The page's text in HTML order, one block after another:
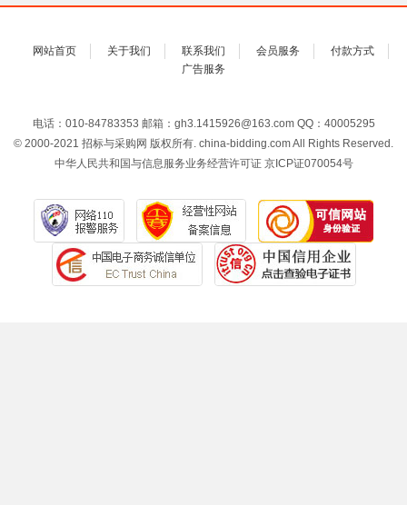
网站首页 关于我们 联系我们 会员服务
付款方式
广告服务
电话：010-84783353 邮箱：gh3.1415926@163.com QQ：40005295
© 2000-2021 招标与采购网 版权所有. china-bidding.com All Rights Reserved.
中华人民共和国与信息服务业务经营许可证 京ICP证070054号